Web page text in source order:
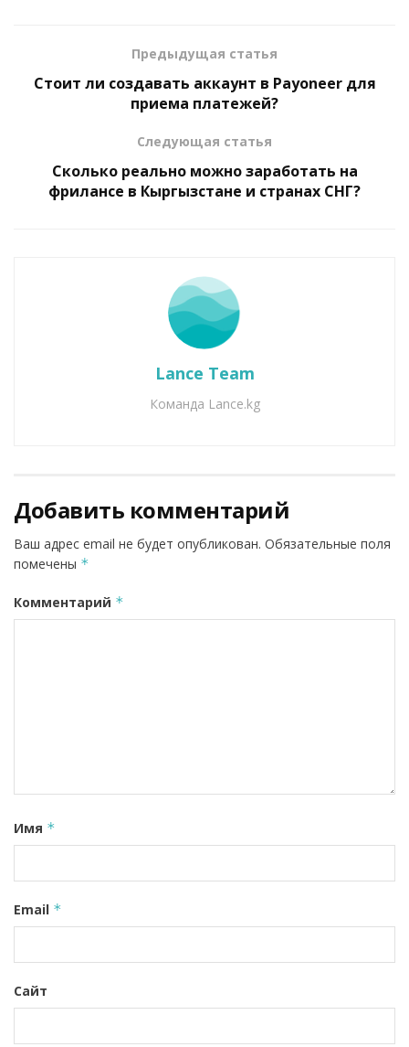
Предыдущая статья
Стоит ли создавать аккаунт в Payoneer для
приема платежей?
Следующая статья
Сколько реально можно заработать на
фрилансе в Кыргызстане и странах СНГ?
Lance Team
Команда Lance.kg
Добавить комментарий
Ваш адрес email не будет опубликован. Обязательные поля
помечены *
Комментарий *
Имя *
Email *
Сайт